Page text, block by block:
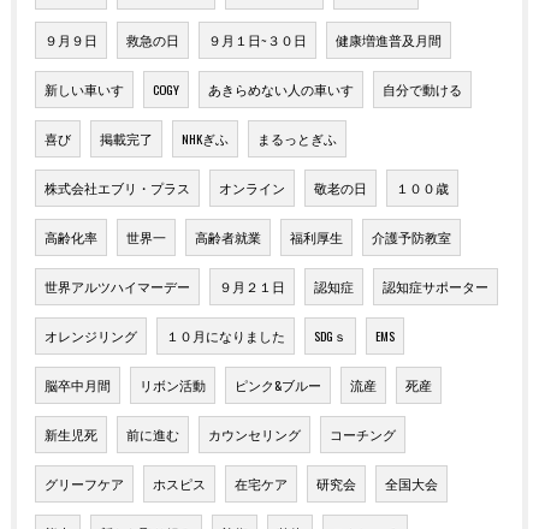
９月９日 救急の日 ９月１日~３０日 健康増進普及月間
新しい車いす COGY あきらめない人の車いす 自分で動ける
喜び 掲載完了 NHKぎふ まるっとぎふ
株式会社エブリ・プラス オンライン 敬老の日 １００歳
高齢化率 世界一 高齢者就業 福利厚生 介護予防教室
世界アルツハイマーデー ９月２１日 認知症 認知症サポーター
オレンジリング １０月になりました SDGｓ EMS
脳卒中月間 リボン活動 ピンク&ブルー 流産 死産
新生児死 前に進む カウンセリング コーチング
グリーフケア ホスピス 在宅ケア 研究会 全国大会